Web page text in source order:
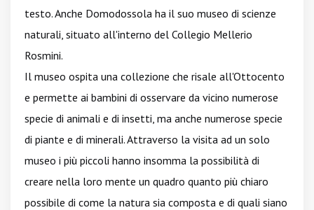
testo. Anche Domodossola ha il suo museo di scienze
naturali, situato all'interno del Collegio Mellerio
Rosmini.
Il museo ospita una collezione che risale all'Ottocento
e permette ai bambini di osservare da vicino numerose
specie di animali e di insetti, ma anche numerose specie
di piante e di minerali. Attraverso la visita ad un solo
museo i più piccoli hanno insomma la possibilità di
creare nella loro mente un quadro quanto più chiaro
possibile di come la natura sia composta e di quali siano